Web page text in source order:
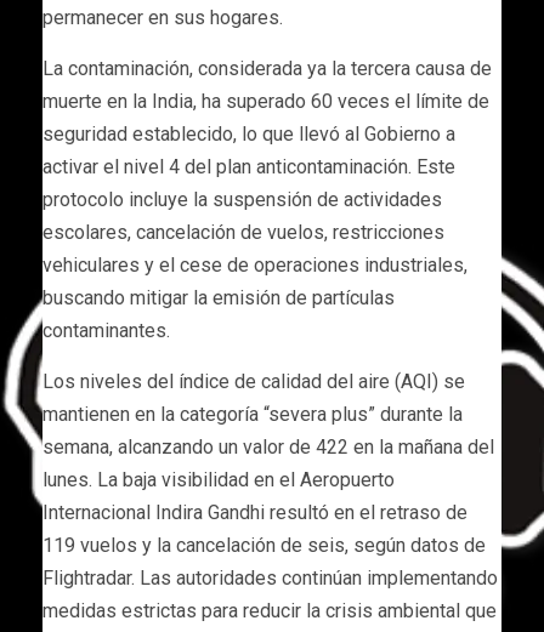
permanecer en sus hogares.
La contaminación, considerada ya la tercera causa de
muerte en la India, ha superado 60 veces el límite de
seguridad establecido, lo que llevó al Gobierno a
activar el nivel 4 del plan anticontaminación. Este
protocolo incluye la suspensión de actividades
escolares, cancelación de vuelos, restricciones
vehiculares y el cese de operaciones industriales,
buscando mitigar la emisión de partículas
contaminantes.
Los niveles del índice de calidad del aire (AQI) se
mantienen en la categoría “severa plus” durante la
semana, alcanzando un valor de 422 en la mañana del
lunes. La baja visibilidad en el Aeropuerto
Internacional Indira Gandhi resultó en el retraso de
119 vuelos y la cancelación de seis, según datos de
Flightradar. Las autoridades continúan implementando
medidas estrictas para reducir la crisis ambiental que